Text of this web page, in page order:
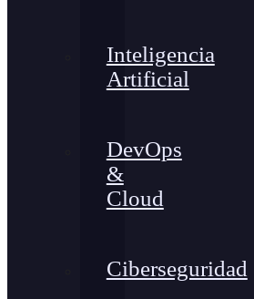
Inteligencia
Artificial
DevOps
&
Cloud
Ciberseguridad